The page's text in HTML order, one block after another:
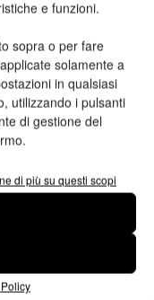
e funzioni.
sopra o per fare
solamente a
in qualsiasi
utilizzando i pulsanti
di gestione del
di più su questi scopi
privacy*